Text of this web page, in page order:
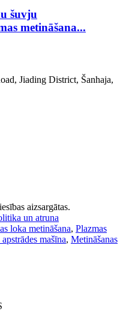
šuvju
metināšana...
Jiading District, Šanhaja,
aizsargātas.
un atruna
loka metināšana, Plazmas
mašīna, Metināšanas